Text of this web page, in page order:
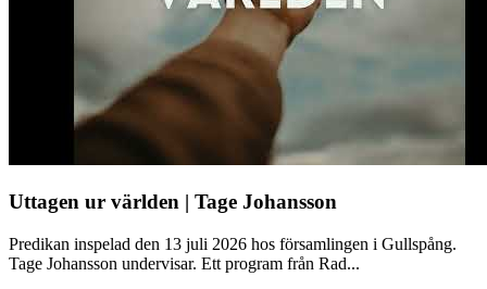
Uttagen ur världen | Tage Johansson
Predikan inspelad den 13 juli 2026 hos församlingen i Gullspång.
Tage Johansson undervisar. Ett program från Rad...